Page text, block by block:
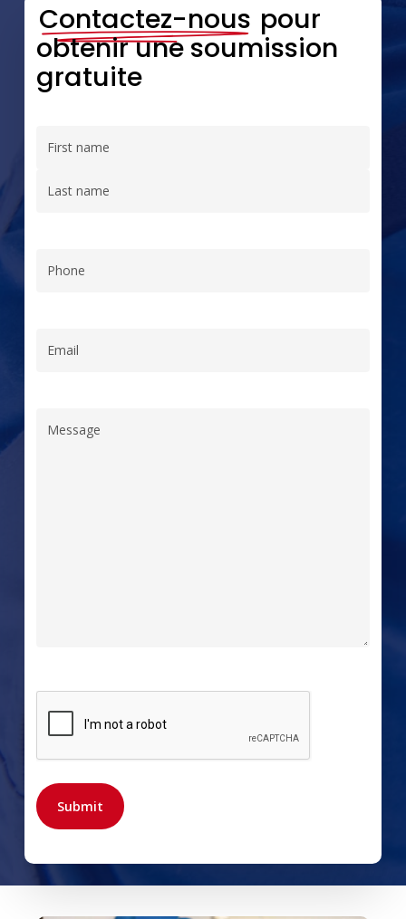
Contactez-nous pour
obtenir une soumission
gratuite
Name (Nécessaire)
Phone(Nécessaire)
Email(Nécessaire)
Message
CAPTCHA